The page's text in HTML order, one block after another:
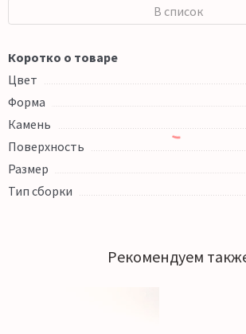
В список
Коротко о товаре
Цвет
Форма
Камень
Поверхность
Размер
Тип сборки
Рекомендуем